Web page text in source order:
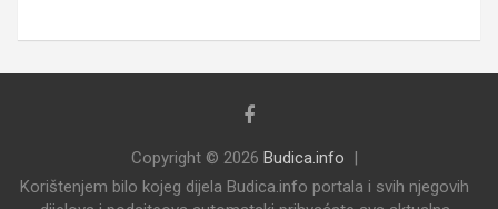
Copyright © 2026 Budica.info
Korištenjem bilo kojeg dijela Budica.info portala i svih njegovih